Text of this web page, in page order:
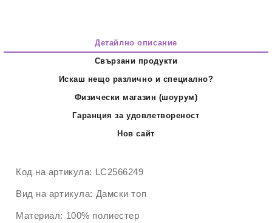
Детайлно описание
Свързани продукти
Искаш нещо различно и специално?
Физически магазин (шоурум)
Гаранция за удовлетвореност
Нов сайт
Код на артикула: LC2566249
Вид на артикула: Дамски топ
Материал: 100% полиестер